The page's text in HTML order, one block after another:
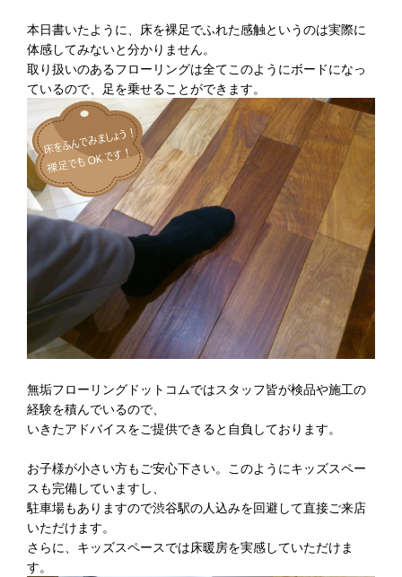
本日書いたように、床を裸足でふれた感触というのは実際に
体感してみないと分かりません。
取り扱いのあるフローリングは全てこのようにボードになっ
ているので、足を乗せることができます。
無垢フローリングドットコムではスタッフ皆が検品や施工の
経験を積んでいるので、
いきたアドバイスをご提供できると自負しております。
お子様が小さい方もご安心下さい。このようにキッズスペー
スも完備していますし、
駐車場もありますので渋谷駅の人込みを回避して直接ご来店
いただけます。
さらに、キッズスペースでは床暖房を実感していただけま
す。